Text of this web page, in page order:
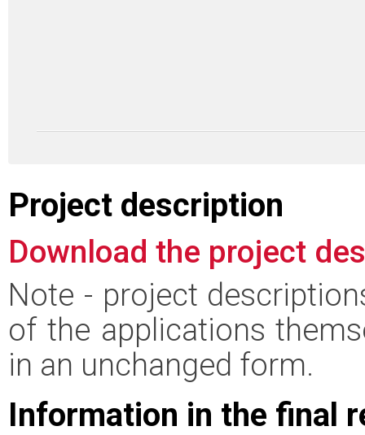
Project description
Download the project
Note - project
of the applications
in an unchanged form.
Information in the final